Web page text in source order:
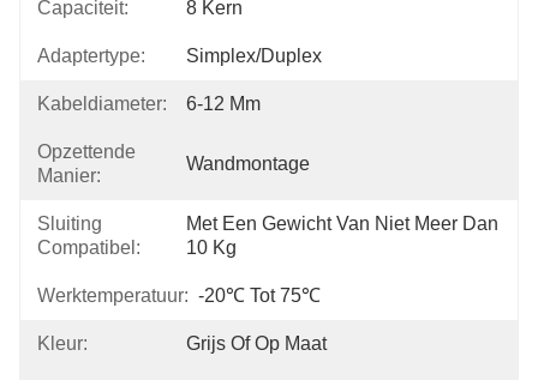
Capaciteit: 8 Kern
Adaptertype: Simplex/Duplex
Kabeldiameter: 6-12 Mm
Opzettende
Manier:
Wandmontage
Sluiting
Compatibel:
Met Een Gewicht Van Niet Meer Dan
10 Kg
Werktemperatuur: -20℃ Tot 75℃
Kleur: Grijs Of Op Maat